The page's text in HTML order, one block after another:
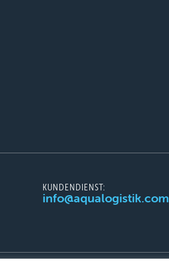
KUNDENDIENST:
info@aqualogistik.com